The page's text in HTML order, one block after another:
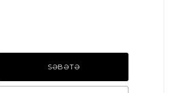
SƏBƏTƏ